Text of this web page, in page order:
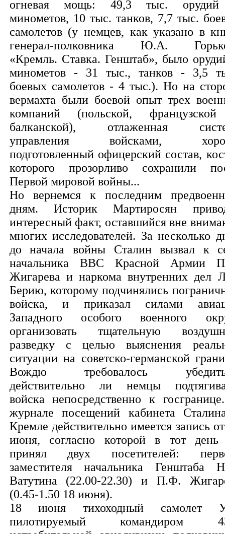
огневая мощь: 49,3 тыс.
минометов, 10 тыс. танков, 7,7 тыс.
самолетов (у немцев, как указано в
генерал-полковника Ю.А.
«Кремль. Ставка. Генштаб», было
минометов - 31 тыс., танков - 3,5
боевых самолетов - 4 тыс.). Но на
вермахта были боевой опыт трех
компаний (польской,
балканской), отлаженная
управления войсками,
подготовленный офицерский состав,
которого прозорливо сохранили
Первой мировой войны...
Но вернемся к последним
дням. Историк Мартиросян
интересный факт, оставшийся вне
многих исследователей. За несколько
до начала войны Сталин вызвал к
начальника ВВС Красной Армии
Жигарева и наркома внутренних дел
Берию, которому подчинялись
войска, и приказал силами
Западного особого военного
организовать тщательную
разведку с целью выяснения
ситуации на советско-германской
Вождю требовалось
действительно ли немцы
войска непосредственно к
журнале посещений кабинета
Кремле действительно имеется запись
июня, согласно которой в тот
принял двух посетителей:
заместителя начальника Генштаба
Ватутина (22.00-22.30) и П.Ф.
(0.45-1.50 18 июня).
18 июня тихоходный самолет
пилотируемый командиром